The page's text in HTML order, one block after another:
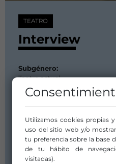
TEATRO
Interview
Subgénero:
Teatro actual
Duración:
02 abril 2025
Compañía/Artista:
TENTAZIOA
Distribuidor/a:
Utilizamos cookies propias
uso del sitio web y/o
tu preferencia sobre la base
de tu hábito de
visitadas).